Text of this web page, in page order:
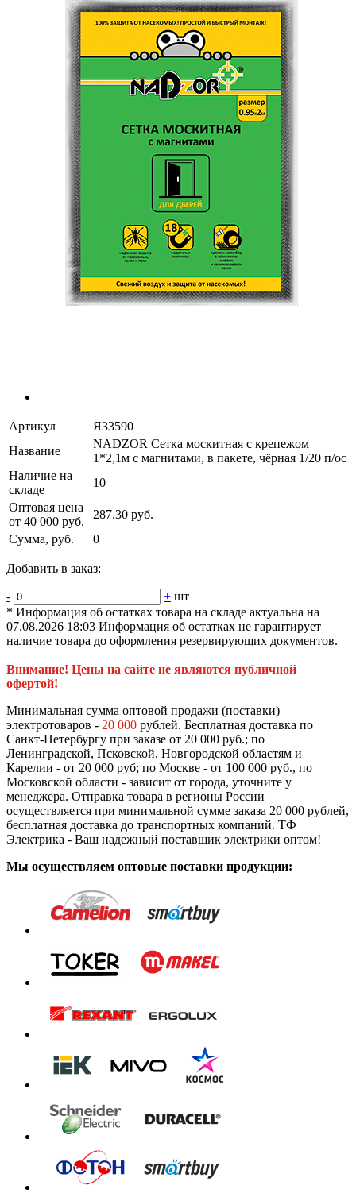
Артикул
Я33590
Название
NADZOR Сетка москитная с крепежом
1*2,1м с магнитами, в пакете, чёрная 1/20 п/ос
Наличие на
складе
10
Оптовая цена
от 40 000 руб.
287.30 руб.
Сумма, руб.
0
Добавить в заказ:
- + шт
* Информация об остатках товара на складе актуальна на
07.08.2026 18:03 Информация об остатках не гарантирует
наличие товара до оформления резервирующих документов.
Внимание! Цены на сайте не являются публичной
офертой!
Минимальная сумма оптовой продажи (поставки)
электротоваров - 20 000 рублей. Бесплатная доставка по
Санкт-Петербургу при заказе от 20 000 руб.; по
Ленинградской, Псковской, Новгородской областям и
Карелии - от 20 000 руб; по Москве - от 100 000 руб., по
Московской области - зависит от города, уточните у
менеджера. Отправка товара в регионы России
осуществляется при минимальной сумме заказа 20 000 рублей,
бесплатная доставка до транспортных компаний. ТФ
Электрика - Ваш надежный поставщик электрики оптом!
Мы осуществляем оптовые поставки продукции: